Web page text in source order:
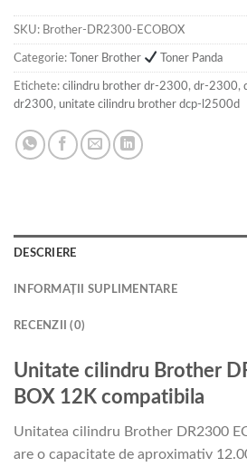
SKU: Brother-DR2300-ECOBOX
Categorie: Toner Brother Toner Panda
Etichete: cilindru brother dr-2300, dr-2300,
dr2300, unitate cilindru brother dcp-l2500d
DESCRIERE
INFORMAȚII SUPLIMENTARE
RECENZII (0)
Unitate cilindru Brother
BOX 12K compatibila
Unitatea cilindru Brother DR2300
are o capacitate de aproximativ